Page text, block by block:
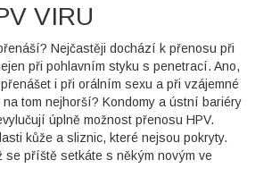
VIRU
Nejčastěji dochází k přenosu při
při pohlavním styku s penetrací. Ano,
i při orálním sexu a při vzájemné
tom nejhorší? Kondomy a ústní bariéry
úplně možnost přenosu HPV.
kůže a sliznic, které nejsou pokryty.
se příště setkáte s někým novým ve